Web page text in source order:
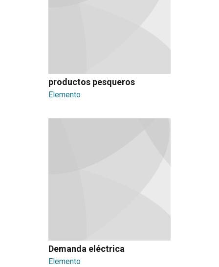
productos pesqueros
Elemento
Demanda eléctrica
Elemento